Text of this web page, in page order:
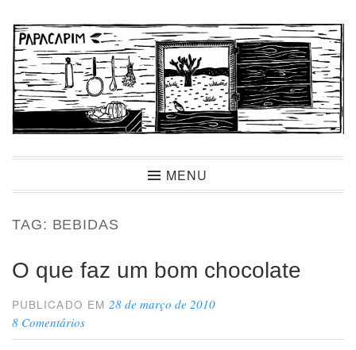
para
conteúdo
PapacapimMENU
TAG: BEBIDAS
O que faz um bom chocolate
PUBLICADO EM 28 de março de 2010
8 Comentários